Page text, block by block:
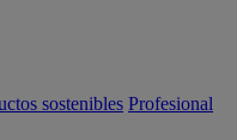
sostenibles Profesional